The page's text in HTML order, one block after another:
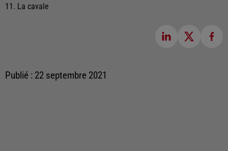
11. La cavale
Publié : 22 septembre 2021